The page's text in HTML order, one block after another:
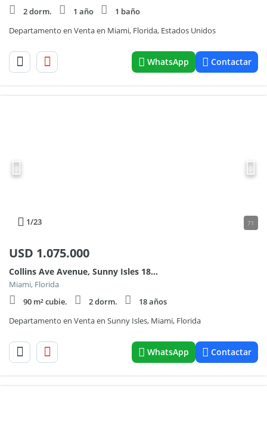
2 dorm.
1 año
1 baño
Departamento en Venta en Miami, Florida, Estados Unidos
WhatsApp Contactar
1/23 71
USD 1.075.000
Collins Ave Avenue, Sunny Isles 18600
Miami, Florida
90 m² cubie.
2 dorm.
18 años
Departamento en Venta en Sunny Isles, Miami, Florida
WhatsApp Contactar